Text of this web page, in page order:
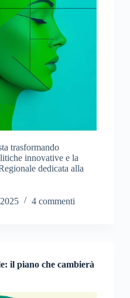
trasformando
innovative e la
dedicata alla
4 commenti
il piano che cambierà